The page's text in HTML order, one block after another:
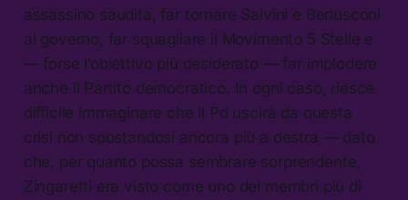
assassino saudita, far tornare Salvini e Berlusconi
al governo, far squagliare il Movimento 5 Stelle e
— forse l’obiettivo più desiderato — far implodere
anche il Partito democratico. In ogni caso, riesce
difficile immaginare che il Pd uscirà da questa
crisi non spostandosi ancora più a destra — dato
che, per quanto possa sembrare sorprendente,
Zingaretti era visto come uno dei membri più di